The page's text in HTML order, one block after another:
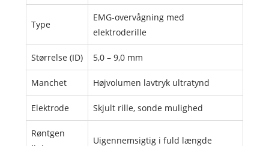
Type
EMG-overvågning med
elektroderille
Størrelse (ID) 5,0 – 9,0 mm
Manchet Højvolumen lavtryk ultratynd
Elektrode Skjult rille, sonde mulighed
Røntgen
Uigennemsigtig i fuld længde